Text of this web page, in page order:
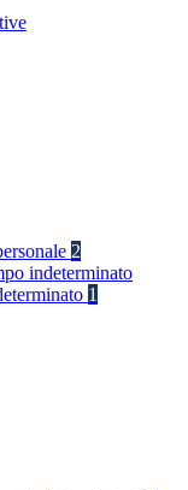
2
indeterminato
1